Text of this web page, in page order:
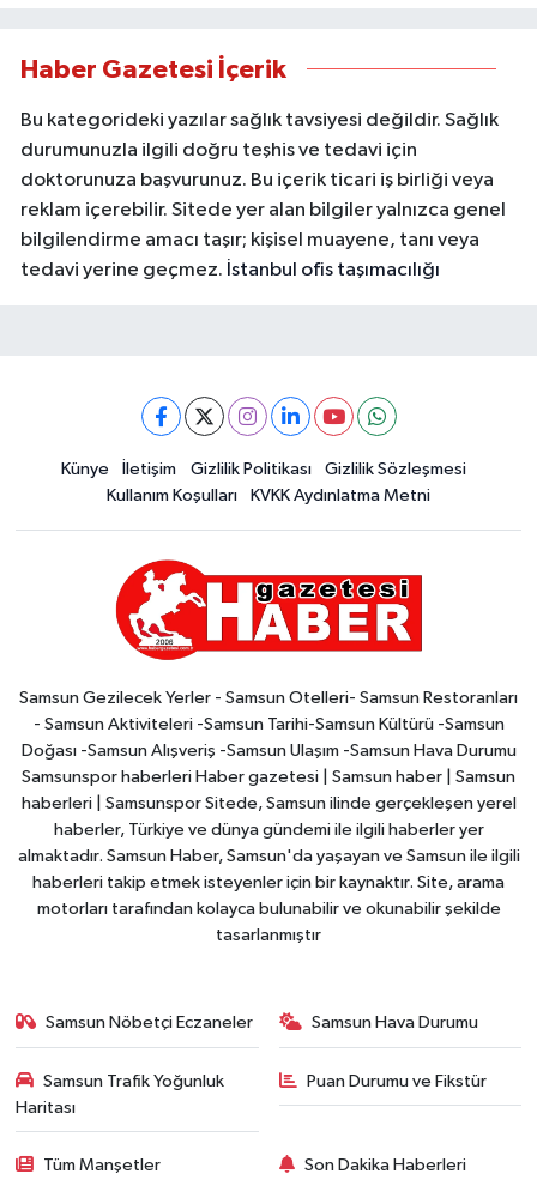
Haber Gazetesi İçerik
Bu kategorideki yazılar sağlık tavsiyesi değildir. Sağlık
durumunuzla ilgili doğru teşhis ve tedavi için
doktorunuza başvurunuz. Bu içerik ticari iş birliği veya
reklam içerebilir. Sitede yer alan bilgiler yalnızca genel
bilgilendirme amacı taşır; kişisel muayene, tanı veya
tedavi yerine geçmez. İstanbul ofis taşımacılığı
Künye İletişim Gizlilik Politikası
Gizlilik Sözleşmesi
Kullanım Koşulları
KVKK Aydınlatma Metni
Samsun Gezilecek Yerler - Samsun Otelleri- Samsun Restoranları
- Samsun Aktiviteleri -Samsun Tarihi-Samsun Kültürü -Samsun
Doğası -Samsun Alışveriş -Samsun Ulaşım -Samsun Hava Durumu
Samsunspor haberleri Haber gazetesi | Samsun haber | Samsun
haberleri | Samsunspor Sitede, Samsun ilinde gerçekleşen yerel
haberler, Türkiye ve dünya gündemi ile ilgili haberler yer
almaktadır. Samsun Haber, Samsun'da yaşayan ve Samsun ile ilgili
haberleri takip etmek isteyenler için bir kaynaktır. Site, arama
motorları tarafından kolayca bulunabilir ve okunabilir şekilde
tasarlanmıştır
Samsun Nöbetçi Eczaneler Samsun Hava Durumu
Samsun Trafik Yoğunluk
Haritası
Puan Durumu ve Fikstür
Tüm Manşetler Son Dakika Haberleri